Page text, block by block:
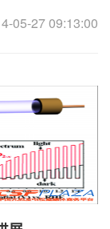
05-27 09:13:00